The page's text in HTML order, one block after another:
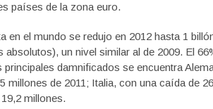
países de la zona euro.
en el mundo se redujo en 2012 hasta 1
un nivel similar al de 2009. El
damnificados se encuentra
millones de 2011; Italia, con una caída de
millones.